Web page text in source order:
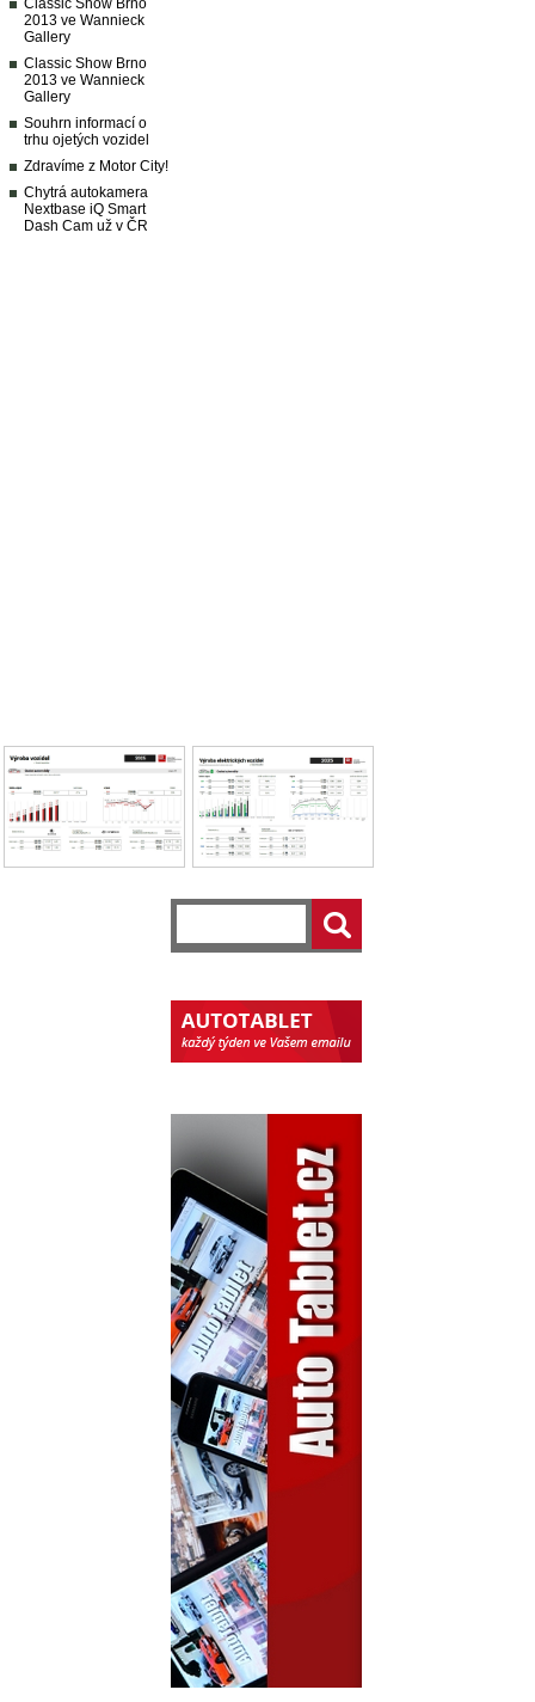
Classic Show Brno
2013 ve Wannieck
Gallery
Classic Show Brno
2013 ve Wannieck
Gallery
Souhrn informací o
trhu ojetých vozidel
Zdravíme z Motor City!
Chytrá autokamera
Nextbase iQ Smart
Dash Cam už v ČR